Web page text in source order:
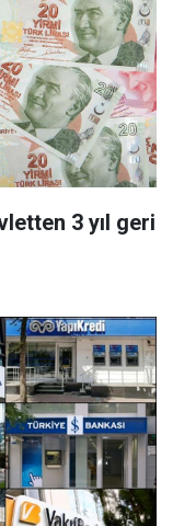
3 yıl geri